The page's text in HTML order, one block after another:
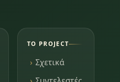
ΤΟ PROJECT
Σχετικά